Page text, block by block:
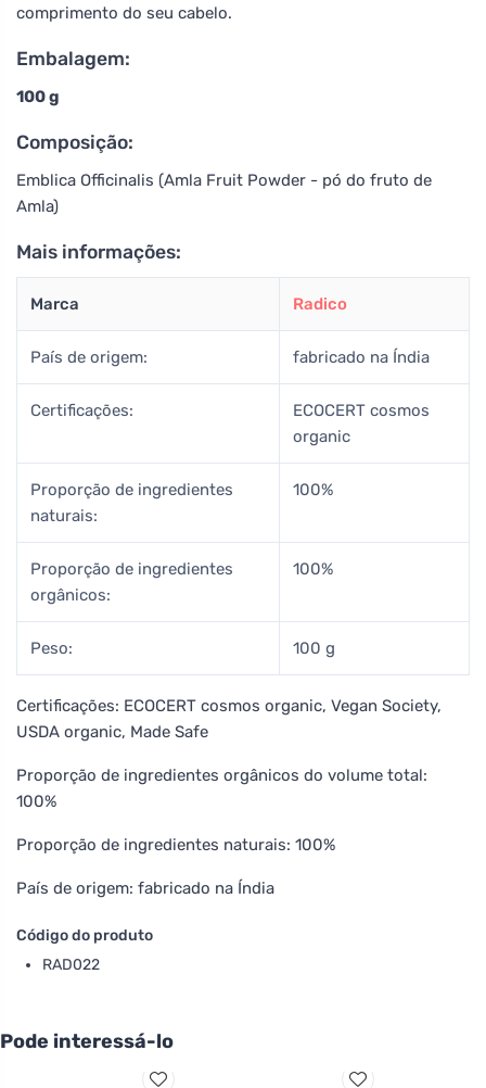
comprimento do seu cabelo.
Embalagem:
100 g
Composição:
Emblica Officinalis (Amla Fruit Powder - pó do fruto de
Amla)
Mais informações:
Marca Radico
País de origem: fabricado na Índia
Certificações:
ECOCERT cosmos
organic
Proporção de ingredientes
naturais:
100%
Proporção de ingredientes
orgânicos:
100%
Peso: 100 g
Certificações: ECOCERT cosmos organic, Vegan Society,
USDA organic, Made Safe
Proporção de ingredientes orgânicos do volume total:
100%
Proporção de ingredientes naturais: 100%
País de origem: fabricado na Índia
Código do produto
RAD022
Pode interessá-lo